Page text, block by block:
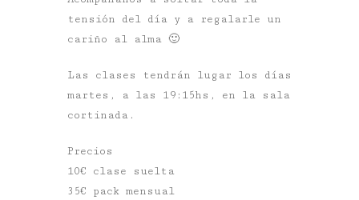
tensión del día y a regalarle un
cariño al alma 🙂
Las clases tendrán lugar los días
martes, a las 19:15hs, en la sala
cortinada.
Precios
10€ clase suelta
35€ pack mensual